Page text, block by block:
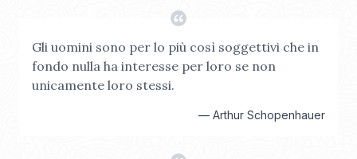
Gli uomini sono per lo più così soggettivi che in
fondo nulla ha interesse per loro se non
unicamente loro stessi.
— Arthur Schopenhauer